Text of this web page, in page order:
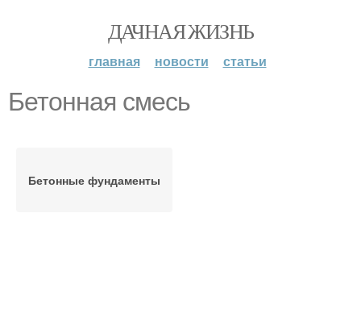
ДАЧНАЯ ЖИЗНЬ
главная новости статьи
Бетонная смесь
Бетонные фундаменты